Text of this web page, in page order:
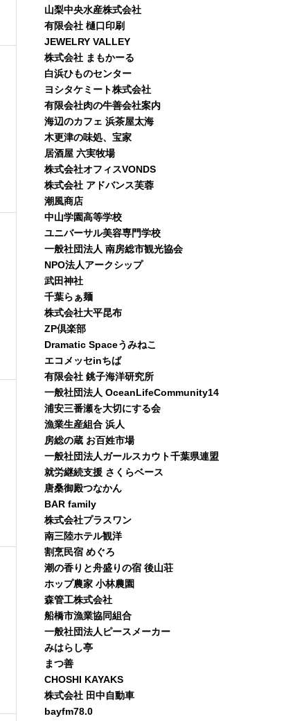
山梨中央水産株式会社
有限会社 樋口印刷
JEWELRY VALLEY
株式会社 まもかーる
白浜ひものセンター
ヨシタケミート株式会社
有限会社肉の牛善会社案内
海辺のカフェ 浜茶屋太海
木更津の味処、宝家
居酒屋 六実牧場
株式会社オフィスVONDS
株式会社 アドバンス芙蓉
潮風商店
中山学園高等学校
ユニバーサル美容専門学校
一般社団法人 南房総市観光協会
NPO法人アークシップ
武田神社
千葉らぁ麺
株式会社大平昆布
ZP倶楽部
Dramatic Spaceうみねこ
エコメッセinちば
有限会社 銚子海洋研究所
一般社団法人 OceanLifeCommunity14
浦安三番瀬を大切にする会
漁業生産組合 浜人
房総の蔵 お百姓市場
一般社団法人ガールスカウト千葉県連盟
就労継続支援 さくらベース
唐桑御殿つなかん
BAR family
株式会社プラスワン
南三陸ホテル観洋
割烹民宿 めぐろ
潮の香りと舟盛りの宿 後山荘
ホップ農家 小林農園
森管工株式会社
船橋市漁業協同組合
一般社団法人ピースメーカー
みはらし亭
まつ善
CHOSHI KAYAKS
株式会社 田中自動車
bayfm78.0